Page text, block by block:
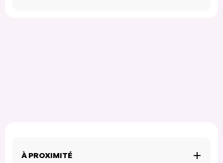
À PROXIMITÉ